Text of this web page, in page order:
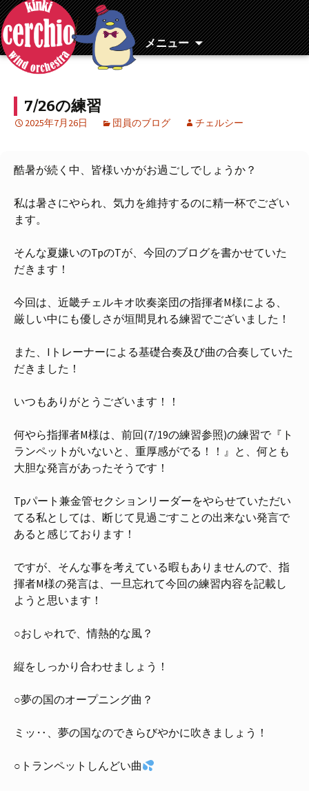
メニュー
コ
ン
テ
ン
7/26の練習
2025年7月26日 団員のブログ チェルシー
酷暑が続く中、皆様いかがお過ごしでしょうか？
私は暑さにやられ、気力を維持するのに精一杯でござい
ます。
そんな夏嫌いのTpのTが、今回のブログを書かせていた
だきます！
今回は、近畿チェルキオ吹奏楽団の指揮者M様による、
厳しい中にも優しさが垣間見れる練習でございました！
また、Iトレーナーによる基礎合奏及び曲の合奏していた
だきました！
いつもありがとうございます！！
何やら指揮者M様は、前回(7/19の練習参照)の練習で『ト
ランペットがいないと、重厚感がでる！！』と、何とも
大胆な発言があったそうです！
Tpパート兼金管セクションリーダーをやらせていただい
てる私としては、断じて見過ごすことの出来ない発言で
あると感じております！
ですが、そんな事を考えている暇もありませんので、指
揮者M様の発言は、一旦忘れて今回の練習内容を記載し
ようと思います！
○おしゃれで、情熱的な風？
縦をしっかり合わせましょう！
○夢の国のオープニング曲？
ミッ‥、夢の国なのできらびやかに吹きましょう！
○トランペットしんどい曲